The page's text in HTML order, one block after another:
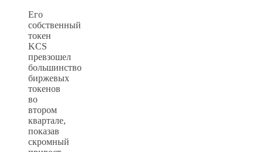
Его
собственный
токен
KCS
превзошел
большинство
биржевых
токенов
во
втором
квартале,
показав
скромный